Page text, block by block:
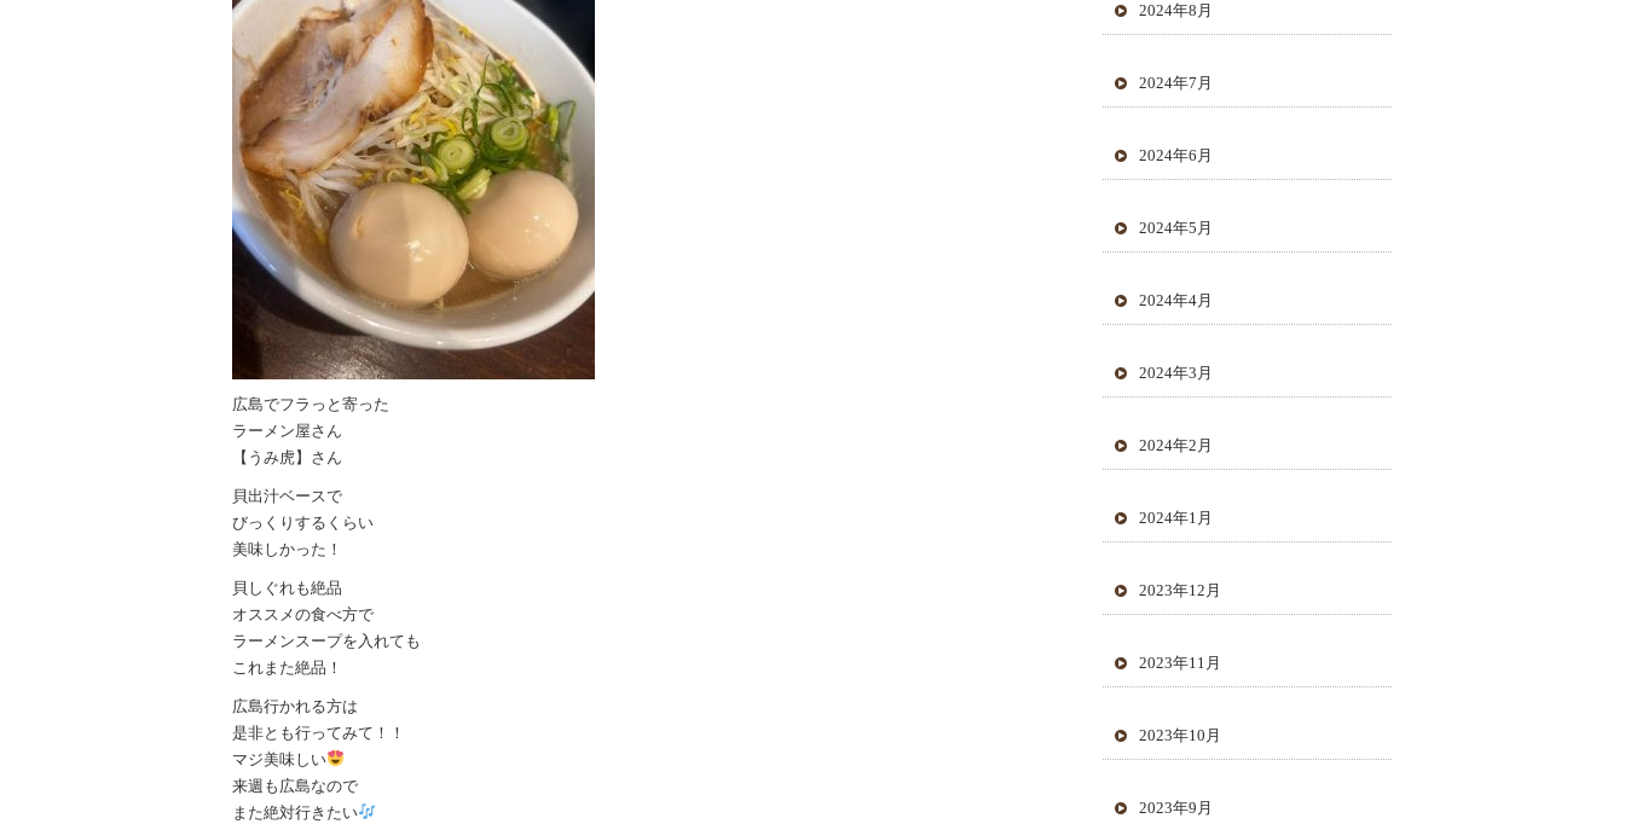
広島でフラっと寄った
ラーメン屋さん
【うみ虎】さん
貝出汁ベースで
びっくりするくらい
美味しかった！
貝しぐれも絶品
オススメの食べ方で
ラーメンスープを入れても
これまた絶品！
広島行かれる方は
是非とも行ってみて！！
マジ美味しい
来週も広島なので
また絶対行きたい
2024年8月
2024年7月
2024年6月
2024年5月
2024年4月
2024年3月
2024年2月
2024年1月
2023年12月
2023年11月
2023年10月
2023年9月